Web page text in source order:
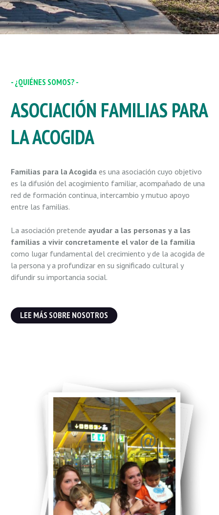
- ¿QUIÉNES SOMOS? -
ASOCIACIÓN FAMILIAS PARA
LA ACOGIDA
Familias para la Acogida es una asociación cuyo objetivo
es la difusión del acogimiento familiar, acompañado de una
red de formación continua, intercambio y mutuo apoyo
entre las familias.
La asociación pretende ayudar a las personas y a las
familias a vivir concretamente el valor de la familia
como lugar fundamental del crecimiento y de la acogida de
la persona y a profundizar en su significado cultural y
difundir su importancia social.
LEE MÁS SOBRE NOSOTROS